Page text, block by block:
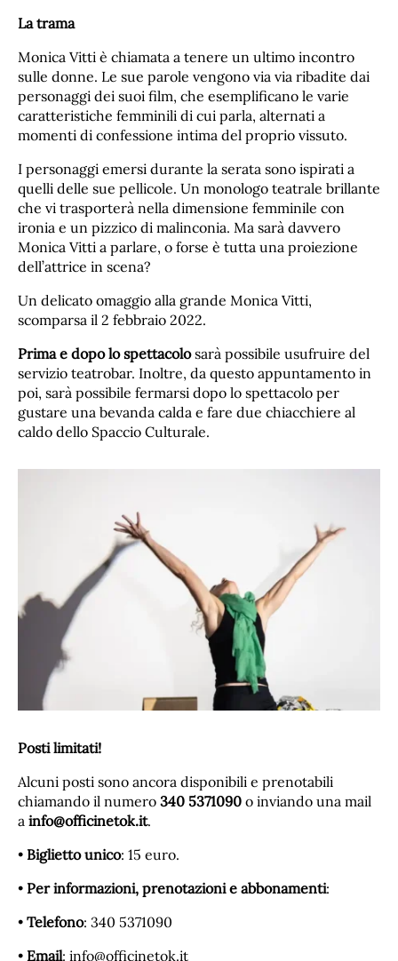
La trama
Monica Vitti è chiamata a tenere un ultimo incontro
sulle donne. Le sue parole vengono via via ribadite dai
personaggi dei suoi film, che esemplificano le varie
caratteristiche femminili di cui parla, alternati a
momenti di confessione intima del proprio vissuto.
I personaggi emersi durante la serata sono ispirati a
quelli delle sue pellicole. Un monologo teatrale brillante
che vi trasporterà nella dimensione femminile con
ironia e un pizzico di malinconia. Ma sarà davvero
Monica Vitti a parlare, o forse è tutta una proiezione
dell’attrice in scena?
Un delicato omaggio alla grande Monica Vitti,
scomparsa il 2 febbraio 2022.
Prima e dopo lo spettacolosarà possibile usufruire del
servizio teatrobar. Inoltre, da questo appuntamento in
poi, sarà possibile fermarsi dopo lo spettacolo per
gustare una bevanda calda e fare due chiacchiere al
caldo dello Spaccio Culturale.
Posti limitati!
Alcuni posti sono ancora disponibili e prenotabili
chiamando il numero 340 5371090 o inviando una mail
a info@officinetok.it.
• Biglietto unico: 15 euro.
• Per informazioni, prenotazioni e abbonamenti:
• Telefono: 340 5371090
• Email: info@officinetok.it